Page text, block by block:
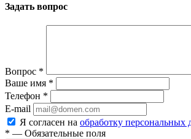
Задать вопрос
Вопрос *
Ваше имя *
Телефон *
E-mail
Я согласен на обработку персональных
* — Обязательные поля